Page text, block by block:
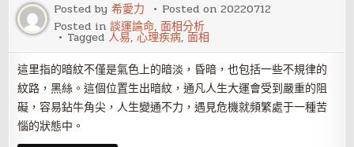
征
Posted by希愛力 Posted on20220712
Posted in談運論命,面相分析
Tagged人易,心理疾病,面相
這里指的暗紋不僅是氣色上的暗淡，昏暗，也包括一些不規律的
紋路，黑絲。這個位置生出暗紋，通凡人生大運會受到嚴重的阻
礙，容易鉆牛角尖，人生變通不力，遇見危機就頻繁處于一種苦
惱的狀態中。